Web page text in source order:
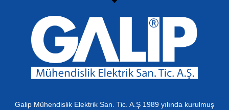
Galip Mühendislik Elektrik San. Tic. A.Ş 1989 yılında kurulmuş